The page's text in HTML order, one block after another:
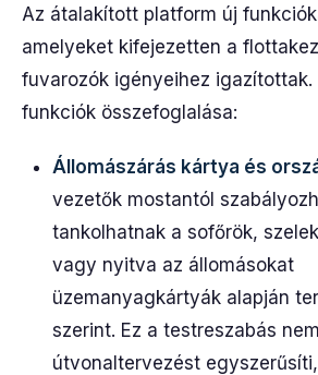
Az átalakított platform új
amelyeket kifejezetten a
fuvarozók igényeihez igazítottak.
funkciók összefoglalása:
Állomászárás kártya és
vezetők mostantól
tankolhatnak a sofőrök,
vagy nyitva az állomásokat
üzemanyagkártyák alapján
szerint. Ez a testreszabás
útvonaltervezést